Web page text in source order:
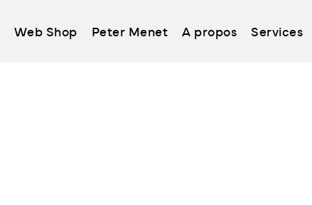
Web Shop Peter Menet A propos Services